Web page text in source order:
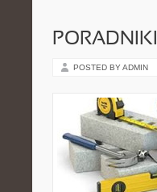
POSTED BY ADMIN